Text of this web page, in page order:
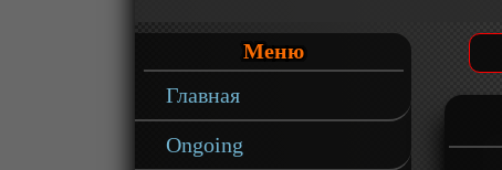
Меню
Главная
Ongoing